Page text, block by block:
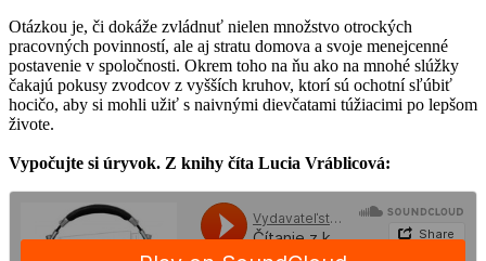
Otázkou je, či dokáže zvládnuť nielen množstvo otrockých
pracovných povinností, ale aj stratu domova a svoje menejcenné
postavenie v spoločnosti. Okrem toho na ňu ako na mnohé slúžky
čakajú pokusy zvodcov z vyšších kruhov, ktorí sú ochotní sľúbiť
hocičo, aby si mohli užiť s naivnými dievčatami túžiacimi po lepšom
živote.
Vypočujte si úryvok. Z knihy číta Lucia Vráblicová: